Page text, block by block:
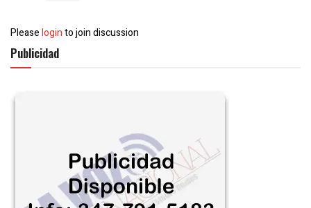
Pleaseloginto join discussion
Publicidad